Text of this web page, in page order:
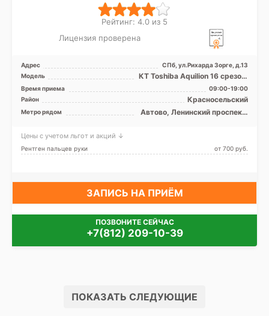
Рейтинг: 4.0 из 5
Лицензия проверена
Адрес
СПб, ул.Рихарда Зорге, д.13
Модель
КТ Toshiba Aquilion 16 срезов,
рентген
Время приема
09:00-19:00
Район
Красносельский
Метро рядом
Автово, Ленинский проспект,
Цены с учетом льгот и акций ↓
Рентген пальцев руки от 700 pуб.
ЗАПИСЬ НА ПРИЁМ
ПОЗВОНИТЕ СЕЙЧАС
+7(812) 209-10-39
ПОКАЗАТЬ СЛЕДУЮЩИЕ